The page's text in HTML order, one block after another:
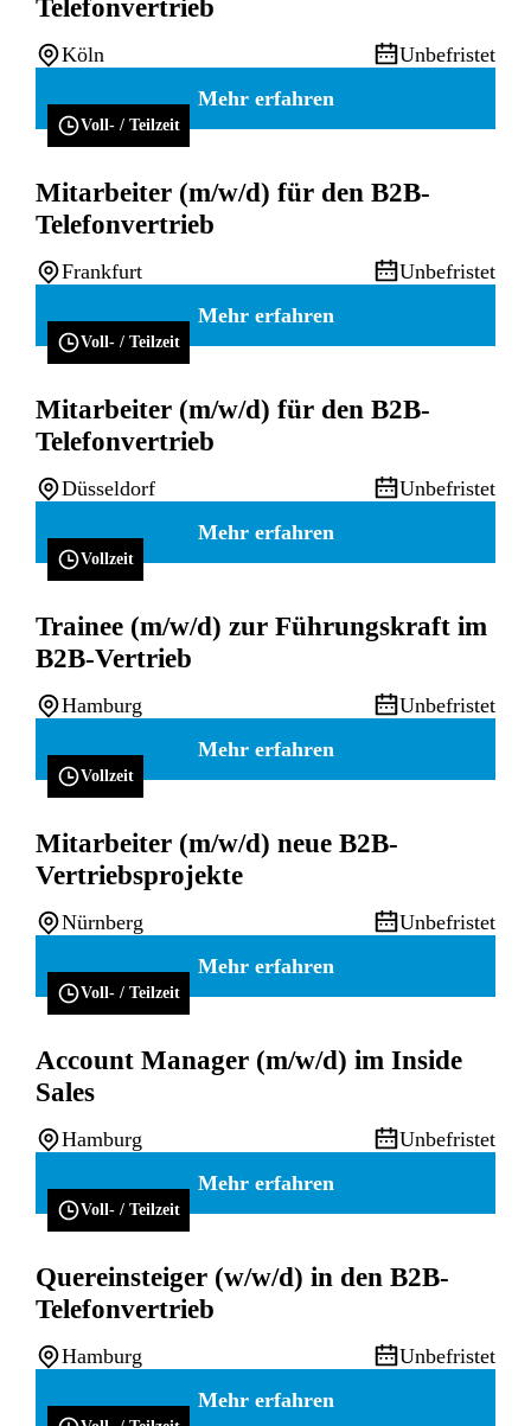
Telefonvertrieb
Köln
Unbefristet
Mehr erfahren
Voll- / Teilzeit
Mitarbeiter (m/w/d) für den B2B-
Telefonvertrieb
Frankfurt
Unbefristet
Mehr erfahren
Voll- / Teilzeit
Mitarbeiter (m/w/d) für den B2B-
Telefonvertrieb
Düsseldorf
Unbefristet
Mehr erfahren
Vollzeit
Trainee (m/w/d) zur Führungskraft im
B2B-Vertrieb
Hamburg
Unbefristet
Mehr erfahren
Vollzeit
Mitarbeiter (m/w/d) neue B2B-
Vertriebsprojekte
Nürnberg
Unbefristet
Mehr erfahren
Voll- / Teilzeit
Account Manager (m/w/d) im Inside
Sales
Hamburg
Unbefristet
Mehr erfahren
Voll- / Teilzeit
Quereinsteiger (w/w/d) in den B2B-
Telefonvertrieb
Hamburg
Unbefristet
Mehr erfahren